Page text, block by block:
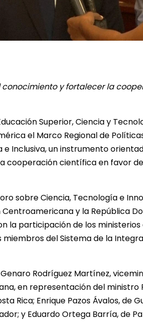
y fortalecer la
Superior, Ciencia y
el Marco Regional de
Inclusiva, un instrumento
cooperación científica en favor
sobre Ciencia, Tecnología e
y la República
la participación de los ministerios
del Sistema de la
Rodríguez Martínez,
en representación del ministro
Rica; Enrique Pazos Ávalos, de
y Eduardo Ortega Barría, de